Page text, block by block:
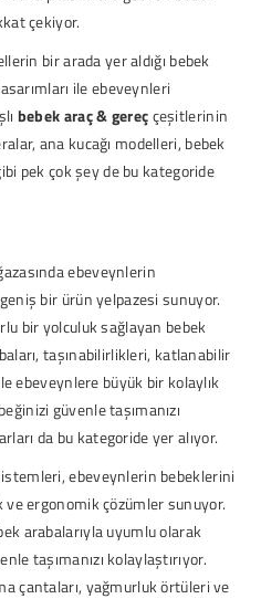
çekiyor.
bir arada yer aldığı bebek
ile ebeveynleri
bebek araç & gereççeşitlerinin
ana kucağı modelleri, bebek
pek çok şey de bu kategoride
ebeveynlerin
bir ürün yelpazesi sunuyor.
bir yolculuk sağlayan bebek
taşınabilirlikleri, katlanabilir
ebeveynlere büyük bir kolaylık
güvenle taşımanızı
da bu kategoride yer alıyor.
ebeveynlerin bebeklerini
ergonomik çözümler sunuyor.
arabalarıyla uyumlu olarak
taşımanızı kolaylaştırıyor.
çantaları, yağmurluk örtüleri ve